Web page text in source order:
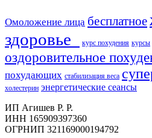
Омоложение лица бесплатное
здоровье​
курс похудения курсы
оздоровительное
похудающих стабилизация веса
холестерин энергетические сеансы
ИП Агишев Р. Р.
ИНН 165909397360
ОГРНИП 321169000194792